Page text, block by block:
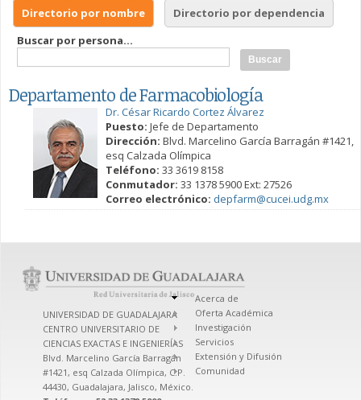
Directorio por nombre
Directorio por dependencia
Buscar por persona...
Departamento de Farmacobiología
Dr. César Ricardo Cortez Álvarez
Puesto: Jefe de Departamento
Dirección: Blvd. Marcelino García Barragán #1421,
esq Calzada Olímpica
Teléfono: 33 3619 8158
Conmutador: 33 1378 5900 Ext: 27526
Correo electrónico: depfarm@cucei.udg.mx
UNIVERSIDAD DE GUADALAJARA
CENTRO UNIVERSITARIO DE
CIENCIAS EXACTAS E INGENIERÍAS
Blvd. Marcelino García Barragán
#1421, esq Calzada Olímpica, C.P.
44430, Guadalajara, Jalisco, México.
Acerca de
Oferta Académica
Investigación
Servicios
Extensión y Difusión
Comunidad